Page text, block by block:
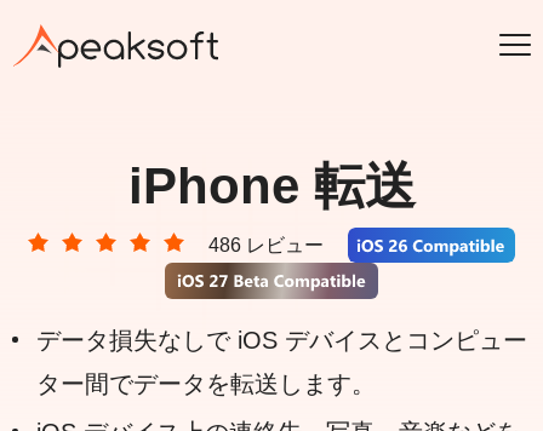
iPhone 転送
486 レビュー
データ損失なしで iOS デバイスとコンピュー
ター間でデータを転送します。